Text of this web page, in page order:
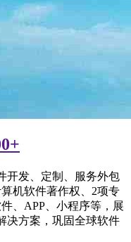
开发、定制、服务外包
机软件著作权、2项专
、APP、小程序等，展
决方案，巩固全球软件